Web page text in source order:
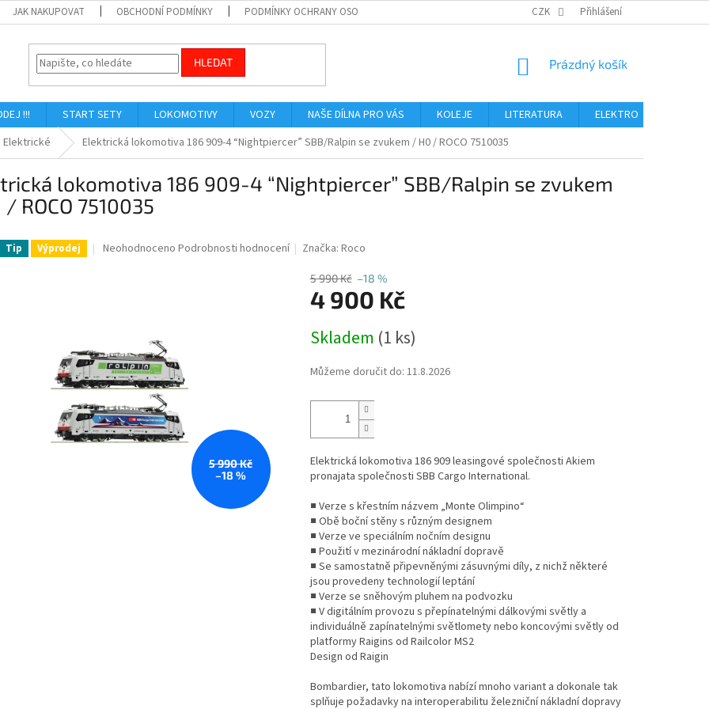
JAK NAKUPOVAT OBCHODNÍ PODMÍNKY PODMÍNKY OCHRANY OSOBNÍCH ÚDAJŮ CZK Přihlášení
HLEDAT
NÁKUPNÍ
Prázdný košík
!!! START SETY LOKOMOTIVY VOZY NAŠE DÍLNA PRO VÁS KOLEJE LITERATURA ELEKTRO
Elektrické Elektrická lokomotiva 186 909-4 “Nightpiercer” SBB/Ralpin se zvukem / H0 / ROCO 7510035
lokomotiva 186 909-4 “Nightpiercer” SBB/Ralpin se zvukem
ROCO 7510035
Tip Výprodej
Průměrné
hvězdiček.
Neohodnoceno Podrobnosti hodnocení Značka:Roco
5 990 Kč
–18 %
5 990 Kč –18 %
4 900 Kč
cena:
Skladem (1 ks)
Můžeme doručit do: 11.8.2026
Elektrická lokomotiva 186 909 leasingové společnosti Akiem
pronajata společnosti SBB Cargo International.
■ Verze s křestním názvem „Monte Olimpino“
■ Obě boční stěny s různým designem
■ Verze ve speciálním nočním designu
■ Použití v mezinárodní nákladní dopravě
■ Se samostatně připevněnými zásuvnými díly, z nichž některé
jsou provedeny technologií leptání
■ Verze se sněhovým pluhem na podvozku
■ V digitálním provozu s přepínatelnými dálkovými světly a
individuálně zapínatelnými světlomety nebo koncovými světlyod
platformy Raigins od Railcolor MS2
Design od Raigin
Bombardier, tato lokomotiva nabízí mnoho variant a dokonale tak
splňuje požadavky na interoperabilitu železniční nákladní dopravy